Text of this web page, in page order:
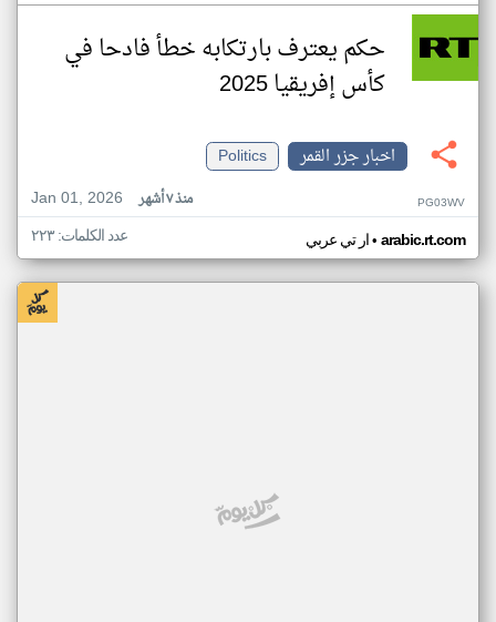
حكم يعترف بارتكابه خطأ فادحا في
كأس إفريقيا 2025
اخبار جزر القمر
Politics
Jan 01, 2026
منذ ٧ أشهر PG03WV
ار تي عربي• arabic.rt.com عدد الكلمات: ٢٢٣